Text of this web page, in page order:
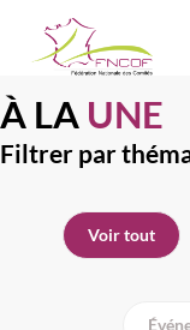
contenu
À LA UNE
Filtrer par
Voir tout